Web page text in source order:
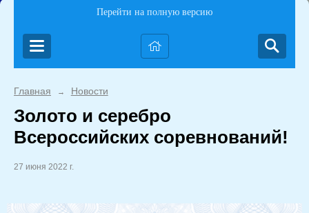
Перейти на полную версию
Главная → Новости
Золото и серебро
Всероссийских соревнований!
27 июня 2022 г.